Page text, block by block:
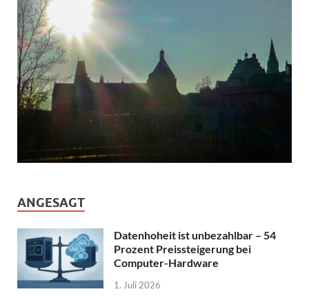
ANGESAGT
Datenhoheit ist unbezahlbar – 54
Prozent Preissteigerung bei
Computer-Hardware
1. Juli 2026